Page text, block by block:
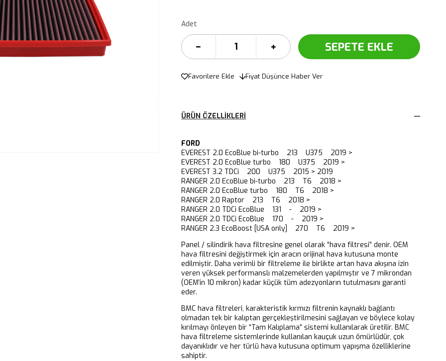
Adet
Favorilere Ekle Fiyat Düşünce Haber Ver
ÜRÜN ÖZELLIKLERI
FORD
EVEREST 2.0 EcoBlue bi-turbo 213 U375 2019 >
EVEREST 2.0 EcoBlue turbo 180 U375 2019 >
EVEREST 3.2 TDCi 200 U375 2015 > 2019
RANGER 2.0 EcoBlue bi-turbo 213 T6 2018 >
RANGER 2.0 EcoBlue turbo 180 T6 2018 >
RANGER 2.0 Raptor 213 T6 2018 >
RANGER 2.0 TDCi EcoBlue 131 - 2019 >
RANGER 2.0 TDCi EcoBlue 170 - 2019 >
RANGER 2.3 EcoBoost [USA only] 270 T6 2019 >
Panel / silindirik hava filtresine genel olarak “hava filtresi” denir. OEM
hava filtresini değiştirmek için aracın orijinal hava kutusuna monte
edilmiştir. Daha verimli bir filtreleme ile birlikte artan hava akışına izin
veren yüksek performanslı malzemelerden yapılmıştır ve 7 mikrondan
(OEM’in 10 mikron) kadar küçük tüm adezyonların tutulmasını garanti
eder.
BMC hava filtreleri, karakteristik kırmızı filtrenin kaynaklı bağlantı
olmadan tek bir kalıptan gerçekleştirilmesini sağlayan ve böylece kolay
kırılmayı önleyen bir “Tam Kalıplama” sistemi kullanılarak üretilir. BMC
hava filtreleme sistemlerinde kullanılan kauçuk uzun ömürlüdür, çok
dayanıklıdır ve her türlü hava kutusuna optimum yapışma özelliklerine
sahiptir.